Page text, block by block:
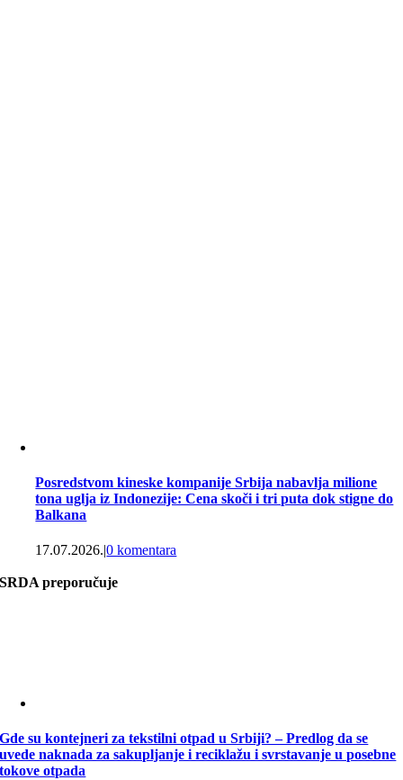
Posredstvom kineske kompanije Srbija nabavlja milione
tona uglja iz Indonezije: Cena skoči i tri puta dok stigne do
Balkana
17.07.2026.|0 komentara
SRDA preporučuje
Gde su kontejneri za tekstilni otpad u Srbiji? – Predlog da se
uvede naknada za sakupljanje i reciklažu i svrstavanje u posebne
tokove otpada